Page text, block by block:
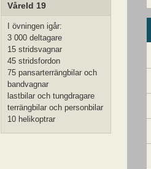
Våreld 19
I övningen igår:
3 000 deltagare
15 stridsvagnar
45 stridsfordon
75 pansarterrängbilar och
bandvagnar
lastbilar och tungdragare
terrängbilar och personbilar
10 helikoptrar